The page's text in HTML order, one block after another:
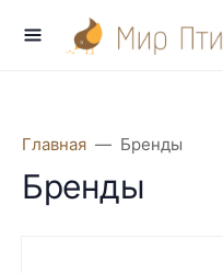
Главная Бренды
Бренды